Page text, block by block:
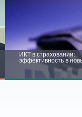
ИКТ в страховании:
эффективность в